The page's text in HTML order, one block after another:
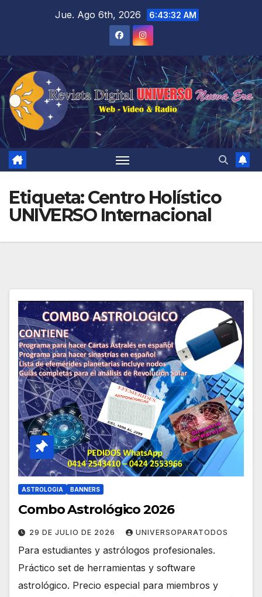
Jue. Ago 6th, 2026 6:43:33 AM
Etiqueta:Centro Holístico
UNIVERSO Internacional
ASTROLOGIA BANNERS
Combo Astrológico 2026
29 DE JULIO DE 2026 UNIVERSOPARATODOS
Para estudiantes y astrólogos profesionales.
Práctico set de herramientas y software
astrológico. Precio especial para miembros y